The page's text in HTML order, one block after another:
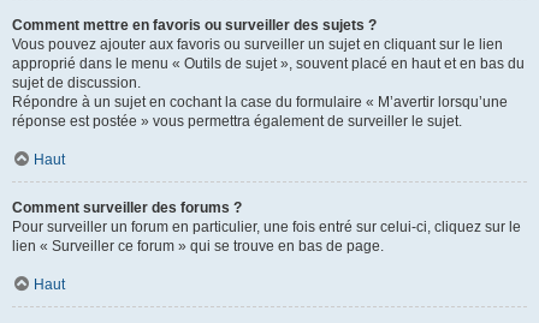
Comment mettre en favoris ou surveiller des sujets ?
Vous pouvez ajouter aux favoris ou surveiller un sujet en cliquant sur le lien
approprié dans le menu « Outils de sujet », souvent placé en haut et en bas du
sujet de discussion.
Répondre à un sujet en cochant la case du formulaire « M’avertir lorsqu’une
réponse est postée » vous permettra également de surveiller le sujet.
Haut
Comment surveiller des forums ?
Pour surveiller un forum en particulier, une fois entré sur celui-ci, cliquez sur le
lien « Surveiller ce forum » qui se trouve en bas de page.
Haut